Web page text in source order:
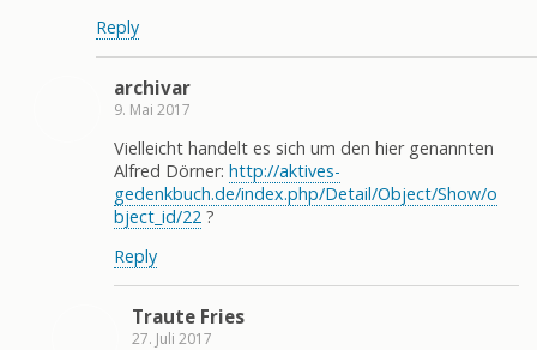
Reply
archivar
9. Mai 2017
Vielleicht handelt es sich um den hier genannten
Alfred Dörner: http://aktives-
gedenkbuch.de/index.php/Detail/Object/Show/o
bject_id/22 ?
Reply
Traute Fries
27. Juli 2017